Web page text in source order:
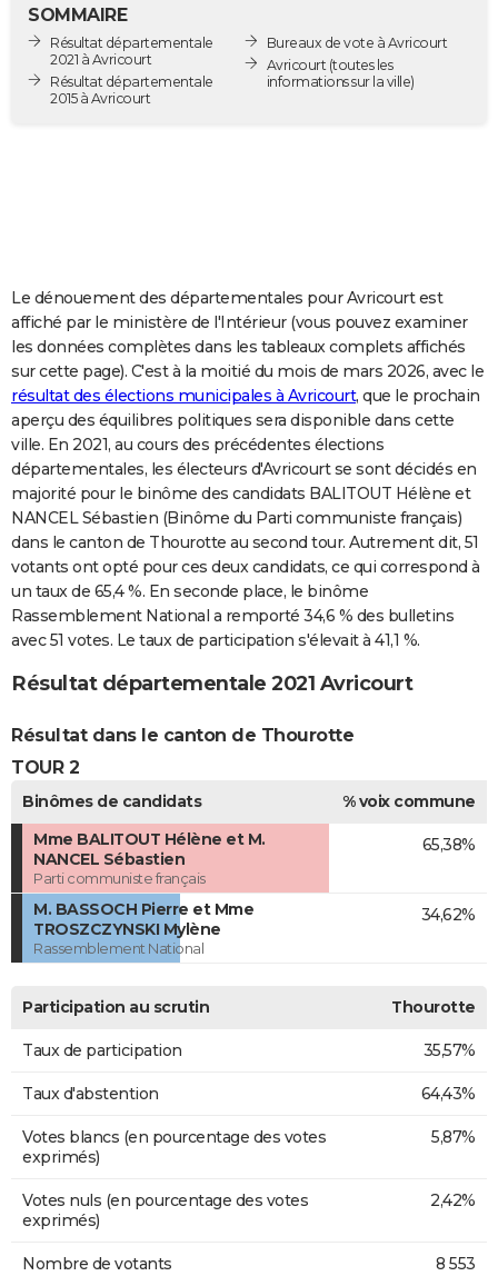
Destinations
City break
Voyage nature
Voyage de noces
Forum
Climat
GUIDES D'ACHAT
COPAINS D'AVANT
S'inscrire
Se connecter
Lycées
Collèges
Primaires
Universités
Entreprises
Service militaire
Avis de recherche
AVIS DE DÉCÈS
FORUM
Bricolage
Lifestyle
Culture
Sport
Auto
Television
Voyage
Cinema
SOMMAIRE
Résultat départementale
2021 à Avricourt
Résultat départementale
2015 à Avricourt
Bureaux de vote à Avricourt
Avricourt (toutes les
informations sur la ville)
Le dénouement des départementales pour Avricourt est
affiché par le ministère de l'Intérieur (vous pouvez examiner
les données complètes dans les tableaux complets affichés
sur cette page). C'est à la moitié du mois de mars 2026, avec le
résultat des élections municipales à Avricourt, que le prochain
aperçu des équilibres politiques sera disponible dans cette
ville. En 2021, au cours des précédentes élections
départementales, les électeurs d'Avricourt se sont décidés en
majorité pour le binôme des candidats BALITOUT Hélène et
NANCEL Sébastien (Binôme du Parti communiste français)
dans le canton de Thourotte au second tour. Autrement dit, 51
votants ont opté pour ces deux candidats, ce qui correspond à
un taux de 65,4 %. En seconde place, le binôme
Rassemblement National a remporté 34,6 % des bulletins
avec 51 votes. Le taux de participation s'élevait à 41,1 %.
Résultat départementale 2021 Avricourt
Résultat dans le canton de Thourotte
TOUR 2
Binômes de candidats
% voix commune
Mme BALITOUT Hélène et M.
NANCEL Sébastien
Parti communiste français
65,38%
M. BASSOCH Pierre et Mme
TROSZCZYNSKI Mylène
Rassemblement National
34,62%
Participation au scrutin Thourotte
Taux de participation 35,57%
Taux d'abstention 64,43%
Votes blancs (en pourcentage des votes
exprimés)
5,87%
Votes nuls (en pourcentage des votes
exprimés)
2,42%
Nombre de votants 8 553